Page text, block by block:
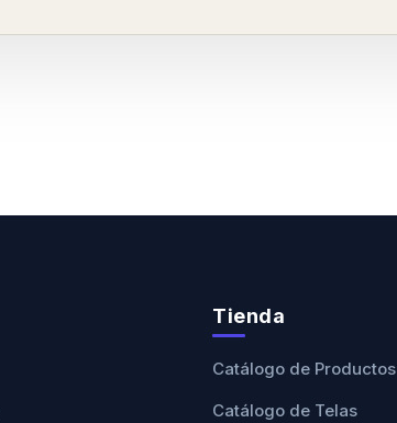
Tienda
Catálogo de Productos
Catálogo de Telas